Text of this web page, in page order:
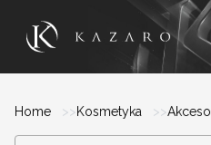
Home Kosmetyka